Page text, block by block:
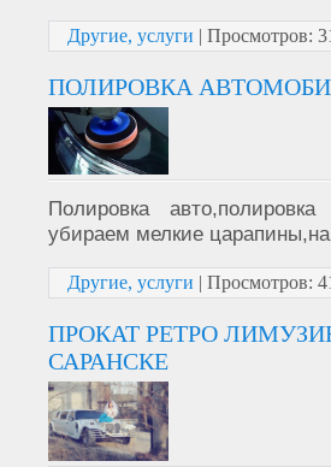
Другие, услуги | Просмотров:
ПОЛИРОВКА
Полировка
убираем мелкие
Другие, услуги | Просмотров:
ПРОКАТ РЕТРО
САРАНСКЕ